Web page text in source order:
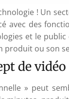
! Un
avec des
et le
ou son
de
» peut